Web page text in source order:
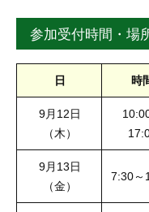
参加受付時間・場
日 時
9月12日
（木）
9月13日
（金）
7:30～